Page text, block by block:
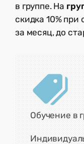
в группе. На
скидка 10% при
за месяц, до
Обучение в